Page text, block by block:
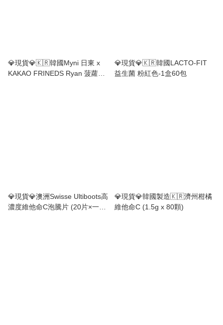
💎現貨💎🇰🇷韓國Myni 日東 x
KAKAO FRINEDS Ryan 菠蘿味
💎現貨💎🇰🇷韓國LACTO-FIT
益生菌 粉紅色-1盒60包
💎現貨💎澳洲Swisse Ultiboots高
濃度維他命C泡騰片 (20片×一盒
💎現貨💎韓國製造🇰🇷濟州柑橘
維他命C (1.5g x 80顆)